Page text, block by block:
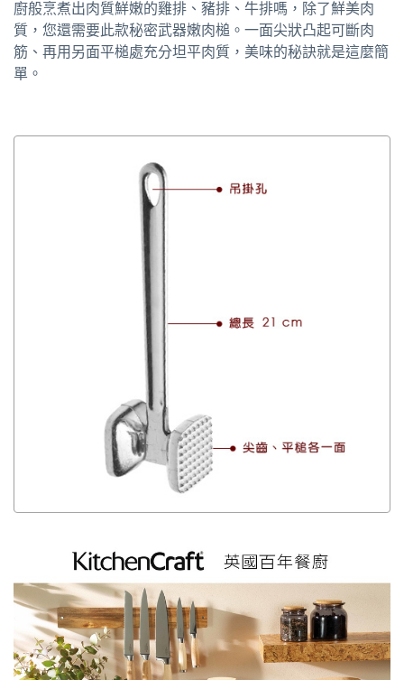
廚般烹煮出肉質鮮嫩的雞排、豬排、牛排嗎，除了鮮美肉
質，您還需要此款秘密武器嫩肉槌。一面尖狀凸起可斷肉
筋、再用另面平槌處充分坦平肉質，美味的秘訣就是這麼簡
單。